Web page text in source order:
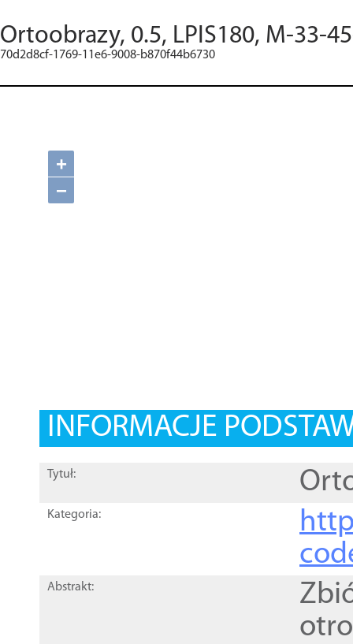
Ortoobrazy, 0.5, LPIS180, M-33-
70d2d8cf-1769-11e6-9008-b870f44b6730
+
−
INFORMACJE
Tytuł:
Kategoria:
Abstrakt: